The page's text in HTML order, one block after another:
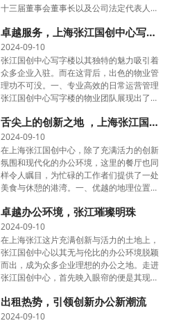
十三届董事会董事长以及公司法定代表人。
半个多月。就在 8 月 15 日，信达地产公告··
·
卓越服务，上海张江国创中心写字楼物业之魅力
2024-09-10
张江国创中心写字楼以其独特的魅力吸引着
众多企业入驻。而在这背后，出色的物业管
理功不可没。一、专业高效的日常运营管理
张江国创中心写字楼的物业团队展现出了极
备的管理，每一个环节都井井有条。保洁人
员···
舌尖上的创新之地 ，上海张江国创中心餐厅
2024-09-10
在上海张江国创中心，除了充满活力的创新
氛围和现代化的办公环境，这里的餐厅也同
样令人瞩目，为忙碌的工作者们提供了一处
美食与休憩的港湾。一、优越的地理位置与
置，对于在这里工作的人们来说，无论是从
哪···
卓越办公环境，张江璀璨明珠
2024-09-10
在上海张江这片充满创新与活力的土地上，
张江国创中心以其无与伦比的办公环境脱颖
而出，成为众多企业理想的办公之地。走进
张江国创中心，首先映入眼帘的便是其现代
与创新的融合，又不失大气与稳重。大面积
的···
出租热势，引领创新办公新潮流
2024-09-10